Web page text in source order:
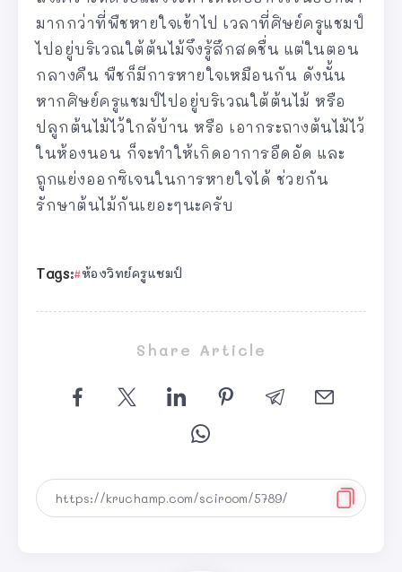
มากกว่าที่พืชหายใจเข้าไป เวลาที่ศิษย์ครูแชมป์
ไปอยู่บริเวณใต้ต้นไม้จึงรู้สึกสดชื่น แต่ในตอน
กลางคืน พืชก็มีการหายใจเหมือนกัน ดังนั้น
หากศิษย์ครูแชมป์ไปอยู่บริเวณใต้ต้นไม้ หรือ
ปลูกต้นไม้ไว้ใกล้บ้าน หรือ เอากระถางต้นไม้ไว้
ในห้องนอน ก็จะทำให้เกิดอาการอืดอัด และ
ถูกแย่งออกซิเจนในการหายใจได้ ช่วยกัน
รักษาต้นไม้กันเยอะๆนะครับ
Tags: ห้องวิทย์ครูแชมป์
Share Article